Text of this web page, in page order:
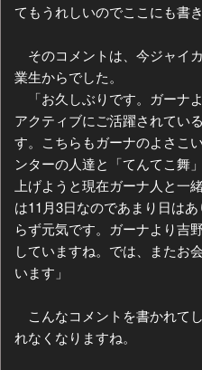
てもうれしいのでここにも書
そのコメントは、今ジャイ
業生からでした。
「お久しぶりです。ガーナ
アクティブにご活躍されてい
す。こちらもガーナのよさこ
ンターの人達と「てんてこ舞
上げようと現在ガーナ人と一
は11月3日なのであまり日は
らず元気です。ガーナより吉
していますね。では、またお
います」
こんなコメントを書かれて
れなくなりますね。